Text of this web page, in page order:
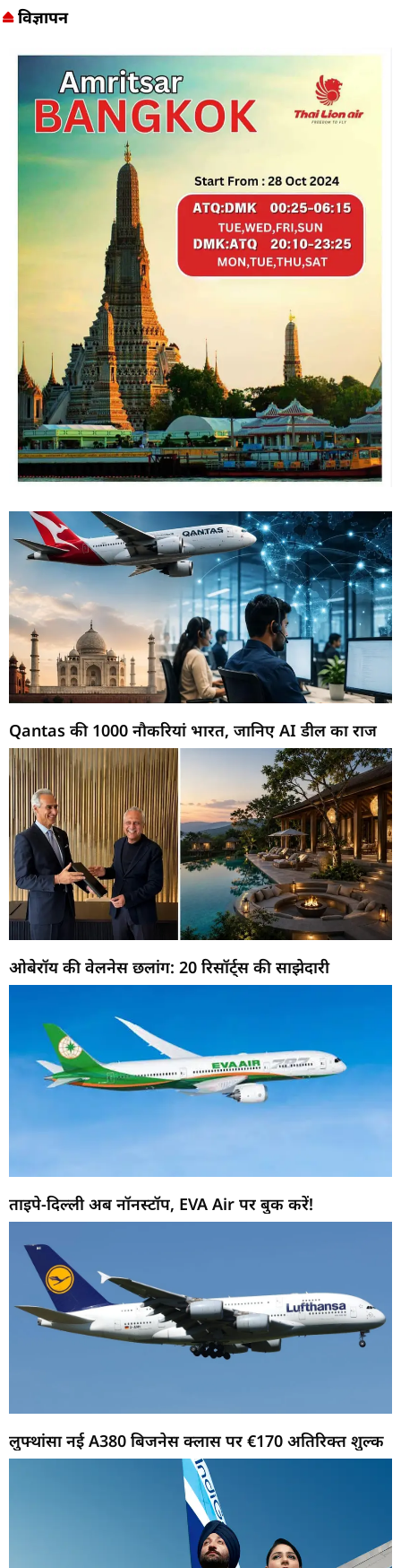
विज्ञापन
Qantas की 1000 नौकरियां भारत, जानिए AI डील का राज
ओबेरॉय की वेलनेस छलांग: 20 रिसॉर्ट्स की साझेदारी
ताइपे-दिल्ली अब नॉनस्टॉप, EVA Air पर बुक करें!
लुफ्थांसा नई A380 बिजनेस क्लास पर €170 अतिरिक्त शुल्क